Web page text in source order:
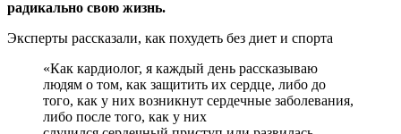
радикально свою жизнь.
Эксперты рассказали, как похудеть без диет и спорта
«Как кардиолог, я каждый день рассказываю
людям о том, как защитить их сердце, либо до
того, как у них возникнут сердечные заболевания,
либо после того, как у них